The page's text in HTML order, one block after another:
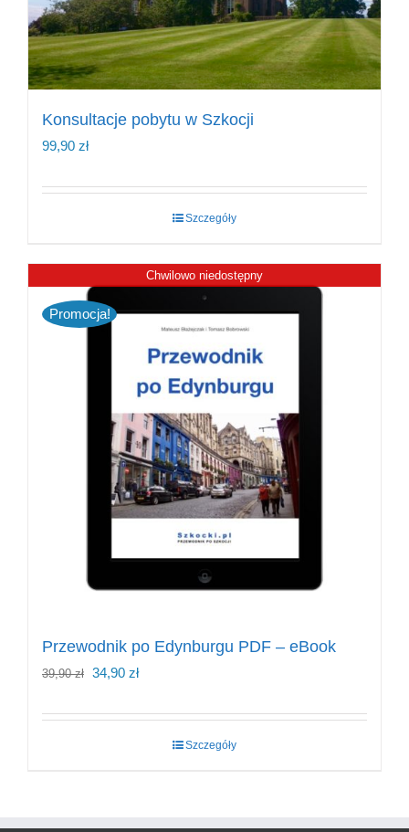
Konsultacje pobytu w Szkocji
99,90 zł
Szczegóły
Chwilowo niedostępny
Promocja!
Przewodnik po Edynburgu PDF – eBook
39,90zł Pierwotna
34,90 złAktualna
34,90 zł.
Szczegóły